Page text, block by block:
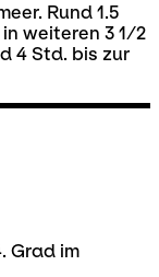
Rund 1.5
weiteren 3 1/2
4 Std. bis zur
Grad im